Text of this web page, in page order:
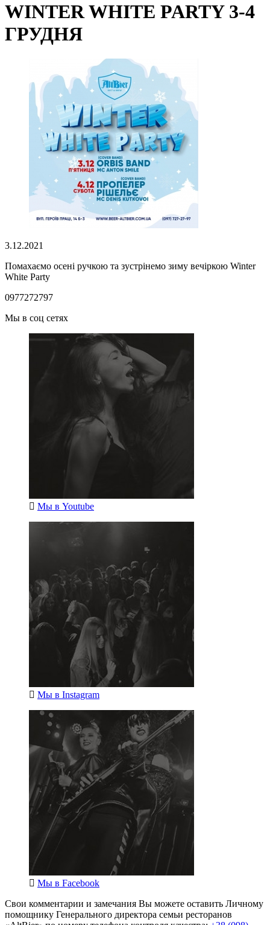
WINTER WHITE PARTY 3-4
ГРУДНЯ
3.12.2021
Помахаємо осені ручкою та зустрінемо зиму вечіркою Winter
White Party
0977272797
Мы в соц сетях
Мы в Youtube
Мы в Instagram
Мы в Facebook
Свои комментарии и замечания Вы можете оставить Личному
помощнику Генерального директора семьи ресторанов